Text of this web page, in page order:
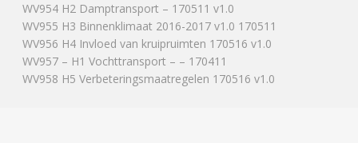
WV954 H2 Damptransport – 170511 v1.0
WV955 H3 Binnenklimaat 2016-2017 v1.0 170511
WV956 H4 Invloed van kruipruimten 170516 v1.0
WV957 – H1 Vochttransport – – 170411
WV958 H5 Verbeteringsmaatregelen 170516 v1.0